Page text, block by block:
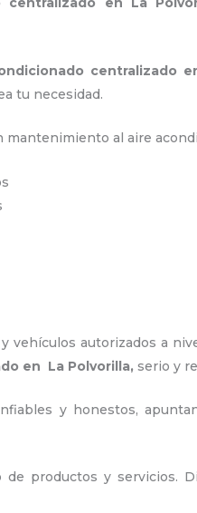
centralizado
tu necesidad.
mantenimiento al aire
vehículos autorizados a
en La Polvorilla,serio y
y honestos,
productos y servicios.